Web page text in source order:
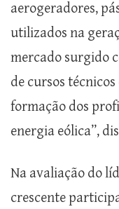
aerogeradores,
utilizados na
mercado surgido
de cursos
formação dos
energia eólica”,
Na avaliação do
crescente